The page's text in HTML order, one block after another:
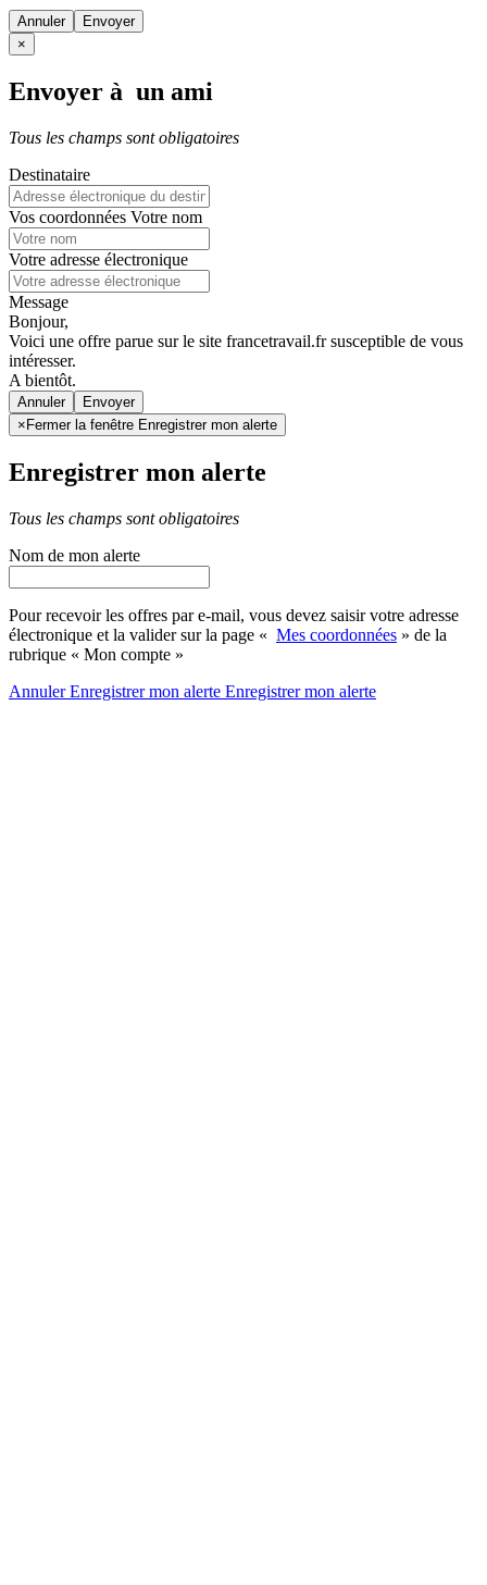
Annuler
×
Envoyer à un ami
Tous les champs sont obligatoires
Destinataire
Vos coordonnées Votre nom
Votre adresse électronique
Message
Bonjour,
Voici une offre parue sur le site francetravail.fr susceptible de vous
intéresser.
A bientôt.
Annuler
× Fermer la fenêtre Enregistrer mon alerte
Enregistrer mon alerte
Tous les champs sont obligatoires
Nom de mon alerte
Pour recevoir les offres par e-mail, vous devez saisir votre adresse
électronique et la valider sur la page « Mes coordonnées » de la
rubrique « Mon compte »
AnnulerEnregistrer mon alerte Enregistrermon alerte